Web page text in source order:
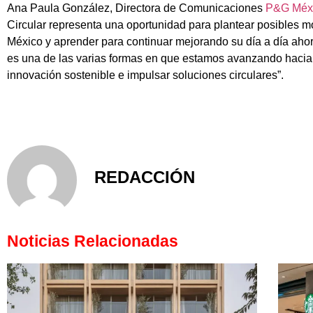
Ana Paula González, Directora de Comunicaciones P&G
Circular representa una oportunidad para plantear posibles
México y aprender para continuar mejorando su día a día
es una de las varias formas en que estamos avanzando
innovación sostenible e impulsar soluciones circulares”.
REDACCIÓN
Noticias Relacionadas